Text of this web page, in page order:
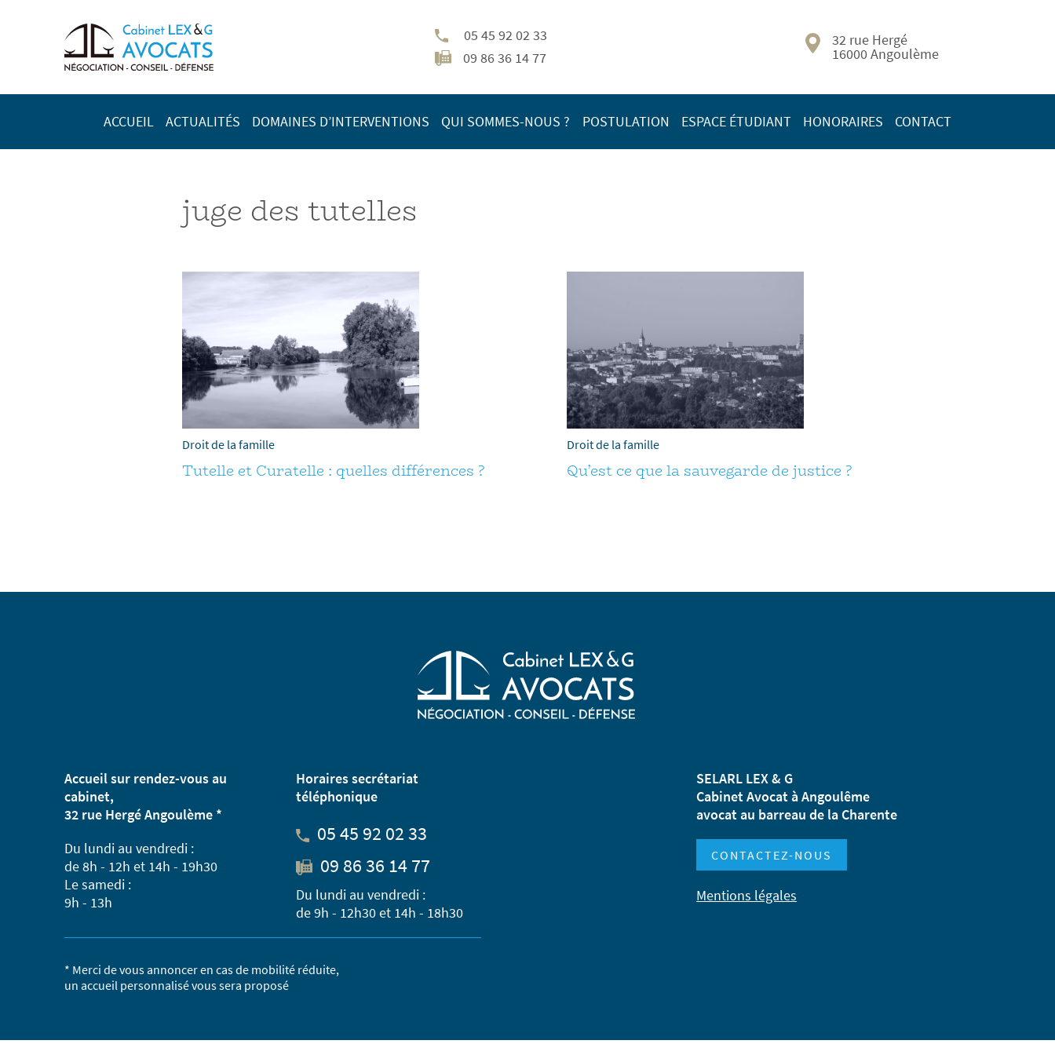
05 45 92 02 33
09 86 36 14 77
32 rue Hergé
16000 Angoulème
ACCUEIL ACTUALITÉS DOMAINES D’INTERVENTIONS QUI SOMMES-NOUS ? POSTULATION ESPACE ÉTUDIANT HONORAIRES CONTACT
juge des tutelles
Droit de la famille
Tutelle et Curatelle : quelles différences ?
Droit de la famille
Qu’est ce que la sauvegarde de justice ?
Accueil sur rendez-vous au
cabinet,
32 rue Hergé Angoulème *
Du lundi au vendredi :
de 8h - 12h et 14h - 19h30
Le samedi :
9h - 13h
Horaires secrétariat
téléphonique
05 45 92 02 33
09 86 36 14 77
Du lundi au vendredi :
de 9h - 12h30 et 14h - 18h30
SELARL LEX & G
Cabinet Avocat à Angoulême
avocat au barreau de la Charente
CONTACTEZ-NOUS
Mentions légales
* Merci de vous annoncer en cas de mobilité réduite,
un accueil personnalisé vous sera proposé